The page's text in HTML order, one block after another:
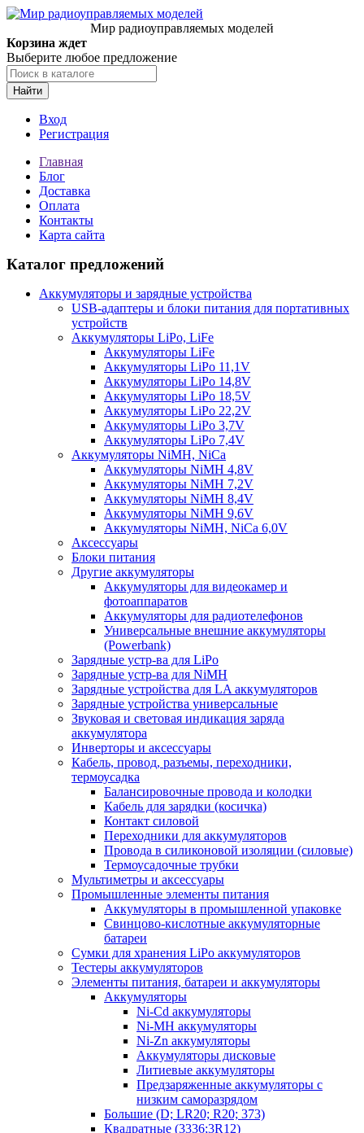
Мир радиоуправляемых моделей
Корзина ждет
Выберите любое предложение
Найти
Вход
Регистрация
Главная
Блог
Доставка
Оплата
Контакты
Карта сайта
Каталог предложений
Аккумуляторы и зарядные устройства
USB-адаптеры и блоки питания для портативных
устройств
Аккумуляторы LiPo, LiFe
Аккумуляторы LiFe
Аккумуляторы LiPo 11,1V
Аккумуляторы LiPo 14,8V
Аккумуляторы LiPo 18,5V
Аккумуляторы LiPo 22,2V
Аккумуляторы LiPo 3,7V
Аккумуляторы LiPo 7,4V
Аккумуляторы NiMH, NiCa
Аккумуляторы NiMH 4,8V
Аккумуляторы NiMH 7,2V
Аккумуляторы NiMH 8,4V
Аккумуляторы NiMH 9,6V
Аккумуляторы NiMH, NiCa 6,0V
Аксессуары
Блоки питания
Другие аккумуляторы
Аккумуляторы для видеокамер и
фотоаппаратов
Аккумуляторы для радиотелефонов
Универсальные внешние аккумуляторы
(Powerbank)
Зарядные устр-ва для LiPo
Зарядные устр-ва для NiMH
Зарядные устройства для LA аккумуляторов
Зарядные устройства универсальные
Звуковая и световая индикация заряда
аккумулятора
Инверторы и аксессуары
Кабель, провод, разъемы, переходники,
термоусадка
Балансировочные провода и колодки
Кабель для зарядки (косичка)
Контакт силовой
Переходники для аккумуляторов
Провода в силиконовой изоляции (силовые)
Термоусадочные трубки
Мультиметры и аксессуары
Промышленные элементы питания
Аккумуляторы в промышленной упаковке
Свинцово-кислотные аккумуляторные
батареи
Сумки для хранения LiPo аккумуляторов
Тестеры аккумуляторов
Элементы питания, батареи и аккумуляторы
Аккумуляторы
Ni-Cd аккумуляторы
Ni-MH аккумуляторы
Ni-Zn аккумуляторы
Аккумуляторы дисковые
Литиевые аккумуляторы
Предзаряженные аккумуляторы с
низким саморазрядом
Большие (D; LR20; R20; 373)
Квадратные (3336;3R12)